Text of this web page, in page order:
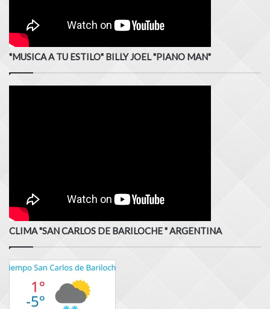
"MUSICA A TU ESTILO" BILLY JOEL "PIANO MAN"
CLIMA "SAN CARLOS DE BARILOCHE " ARGENTINA